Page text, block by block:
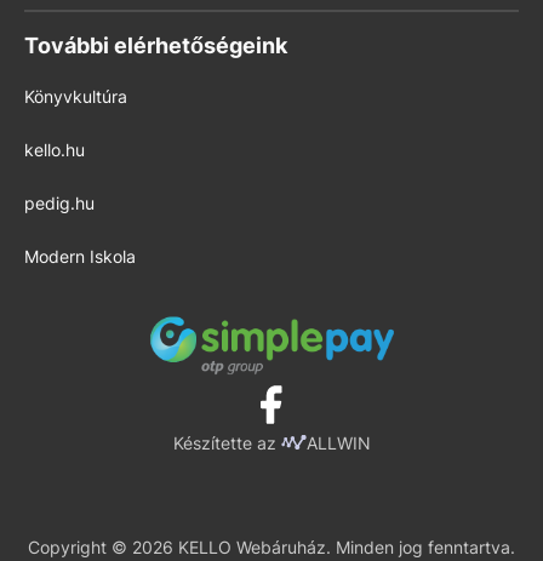
További elérhetőségeink
Könyvkultúra
kello.hu
pedig.hu
Modern Iskola
Készítette az ALLWIN
Copyright © 2026 KELLO Webáruház. Minden jog fenntartva.